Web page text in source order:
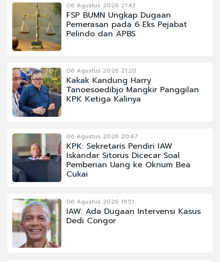
06 Agustus 2026 21:43
FSP BUMN Ungkap Dugaan
Pemerasan pada 6 Eks Pejabat
Pelindo dan APBS
06 Agustus 2026 21:20
Kakak Kandung Harry
Tanoesoedibjo Mangkir Panggilan
KPK Ketiga Kalinya
06 Agustus 2026 20:47
KPK: Sekretaris Pendiri IAW
Iskandar Sitorus Dicecar Soal
Pemberian Uang ke Oknum Bea
Cukai
06 Agustus 2026 19:51
IAW: Ada Dugaan Intervensi Kasus
Dedi Congor